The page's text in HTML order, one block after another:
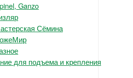
Ganzo
Сёмина
для подъема и крепления